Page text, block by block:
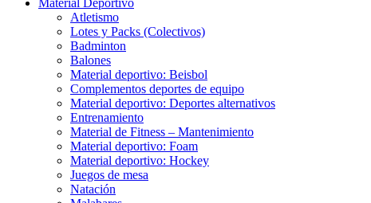
Material Deportivo
Atletismo
Lotes y Packs (Colectivos)
Badminton
Balones
Material deportivo: Beisbol
Complementos deportes de equipo
Material deportivo: Deportes alternativos
Entrenamiento
Material de Fitness – Mantenimiento
Material deportivo: Foam
Material deportivo: Hockey
Juegos de mesa
Natación